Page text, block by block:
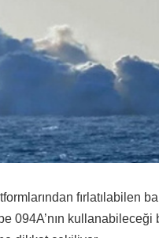
fırlatılabilen
094A’nın